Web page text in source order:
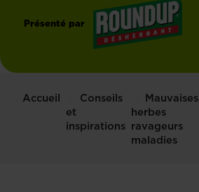
Présenté par
Accueil
Conseils
et
inspirations
Mauvaises
herbes
ravageurs
maladies